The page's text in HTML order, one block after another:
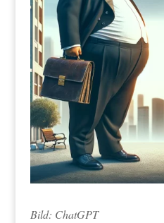
Bild: ChatGPT